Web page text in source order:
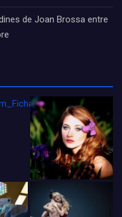
de Joan Brossa entre